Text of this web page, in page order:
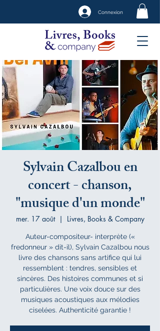
Connexion
Sylvain Cazalbou en
concert - chanson,
"musique d'un monde"
mer. 17 août
  |
Livres, Books & Company
Auteur-compositeur- interprète («
fredonneur » dit-il), Sylvain Cazalbou nous
livre des chansons sans artifice qui lui
ressemblent : tendres, sensibles et
sincères. Des histoires communes et si
particulières. Une voix douce sur des
musiques acoustiques aux mélodies
ciselées. Authenticité garantie !